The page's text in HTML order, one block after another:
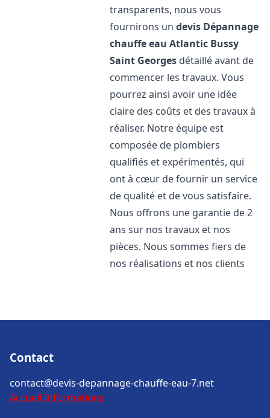
transparents, nous vous
fournirons undevis Dépannage
chauffe eau Atlantic Bussy
Saint Georges détaillé avant de
commencer les travaux. Vous
pourrez ainsi avoir une idée
claire des coûts et des travaux à
réaliser. Notre équipe est
composée de plombiers
qualifiés et expérimentés, qui
ont à cœur de fournir un service
de qualité et de vous satisfaire.
Nous offrons une garantie de 2
ans sur nos travaux et nos
pièces. Nous sommes fiers de
nos réalisations et nos clients
Contact
contact@devis-depannage-chauffe-eau-7.net
Accueil Informations